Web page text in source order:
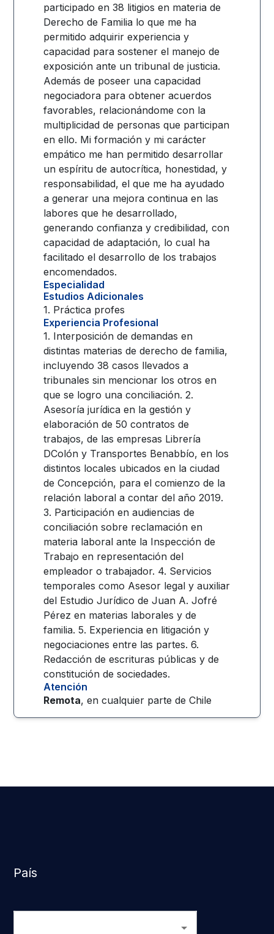
participado en 38 litigios en materia de
Derecho de Familia lo que me ha
permitido adquirir experiencia y
capacidad para sostener el manejo de
exposición ante un tribunal de justicia.
Además de poseer una capacidad
negociadora para obtener acuerdos
favorables, relacionándome con la
multiplicidad de personas que participan
en ello. Mi formación y mi carácter
empático me han permitido desarrollar
un espíritu de autocrítica, honestidad, y
responsabilidad, el que me ha ayudado
a generar una mejora continua en las
labores que he desarrollado,
generando confianza y credibilidad, con
capacidad de adaptación, lo cual ha
facilitado el desarrollo de los trabajos
encomendados.
Especialidad
Estudios Adicionales
1. Práctica profes
Experiencia Profesional
1. Interposición de demandas en
distintas materias de derecho de familia,
incluyendo 38 casos llevados a
tribunales sin mencionar los otros en
que se logro una conciliación. 2.
Asesoría jurídica en la gestión y
elaboración de 50 contratos de
trabajos, de las empresas Librería
DColón y Transportes Benabbío, en los
distintos locales ubicados en la ciudad
de Concepción, para el comienzo de la
relación laboral a contar del año 2019.
3. Participación en audiencias de
conciliación sobre reclamación en
materia laboral ante la Inspección de
Trabajo en representación del
empleador o trabajador. 4. Servicios
temporales como Asesor legal y auxiliar
del Estudio Jurídico de Juan A. Jofré
Pérez en materias laborales y de
familia. 5. Experiencia en litigación y
negociaciones entre las partes. 6.
Redacción de escrituras públicas y de
constitución de sociedades.
Atención
Remota, en cualquier parte deChile
País